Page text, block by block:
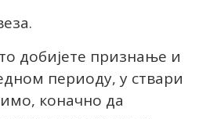
добијете признање и
периоду, у ствари
коначно да